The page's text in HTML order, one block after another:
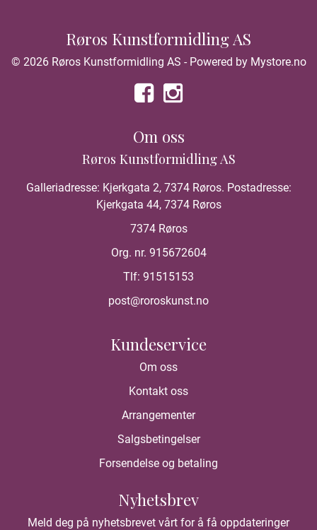
Røros Kunstformidling AS
© 2026 Røros Kunstformidling AS - Powered by Mystore.no
Om oss
Røros Kunstformidling AS
Galleriadresse: Kjerkgata 2, 7374 Røros. Postadresse:
Kjerkgata 44, 7374 Røros
7374 Røros
Org. nr. 915672604
Tlf: 91515153
post@roroskunst.no
Kundeservice
Om oss
Kontakt oss
Arrangementer
Salgsbetingelser
Forsendelse og betaling
Nyhetsbrev
Meld deg på nyhetsbrevet vårt for å få oppdateringer